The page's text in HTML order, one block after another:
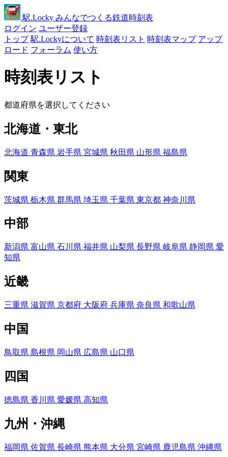
駅.Locky みんなでつくる鉄道時刻表
ログイン ユーザー登録
トップ 駅.Lockyについて 時刻表リスト 時刻表マップ アップ
ロード フォーラム 使い方
時刻表リスト
都道府県を選択してください
北海道・東北
北海道 青森県 岩手県 宮城県 秋田県 山形県 福島県
関東
茨城県 栃木県 群馬県 埼玉県 千葉県 東京都 神奈川県
中部
新潟県 富山県 石川県 福井県 山梨県 長野県 岐阜県 静岡県 愛
知県
近畿
三重県 滋賀県 京都府 大阪府 兵庫県 奈良県 和歌山県
中国
鳥取県 島根県 岡山県 広島県 山口県
四国
徳島県 香川県 愛媛県 高知県
九州・沖縄
福岡県 佐賀県 長崎県 熊本県 大分県 宮崎県 鹿児島県 沖縄県